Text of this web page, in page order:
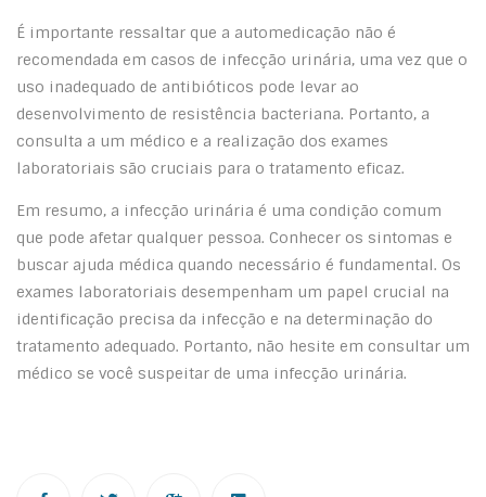
É importante ressaltar que a automedicação não é
recomendada em casos de infecção urinária, uma vez que o
uso inadequado de antibióticos pode levar ao
desenvolvimento de resistência bacteriana. Portanto, a
consulta a um médico e a realização dos exames
laboratoriais são cruciais para o tratamento eficaz.
Em resumo, a infecção urinária é uma condição comum
que pode afetar qualquer pessoa. Conhecer os sintomas e
buscar ajuda médica quando necessário é fundamental. Os
exames laboratoriais desempenham um papel crucial na
identificação precisa da infecção e na determinação do
tratamento adequado. Portanto, não hesite em consultar um
médico se você suspeitar de uma infecção urinária.